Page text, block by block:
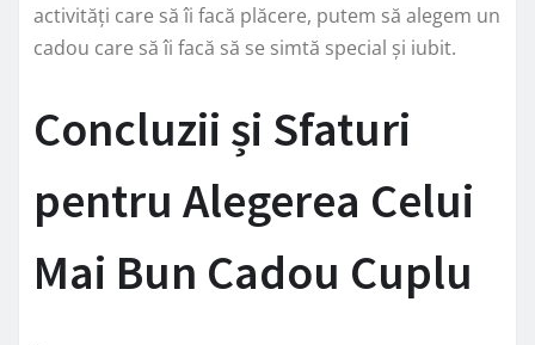
activități care să îi facă plăcere, putem să alegem un
cadou care să îi facă să se simtă special și iubit.
Concluzii și Sfaturi
pentru Alegerea Celui
Mai Bun Cadou Cuplu